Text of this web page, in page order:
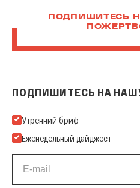
ПОДПИШИТЕСЬ
ПОДПИШИТЕСЬ НА
Подпишитесь на нашу Email-
Утренний бриф
Еженедельный дайджест